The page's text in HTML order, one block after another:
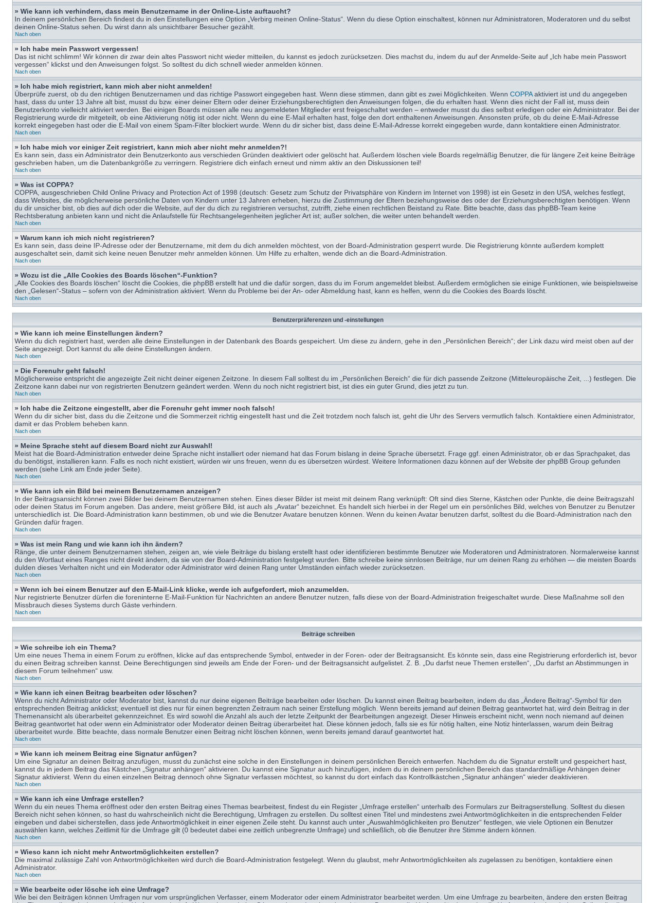
» Wie kann ich verhindern, dass mein Benutzername in der Online-Liste auftaucht?
In deinem persönlichen Bereich findest du in den Einstellungen eine Option „Verbirg meinen Online-Status“. Wenn du diese Option einschaltest, können nur Administratoren, Moderatoren und du selbst
deinen Online-Status sehen. Du wirst dann als unsichtbarer Besucher gezählt.
Nach oben
» Ich habe mein Passwort vergessen!
Das ist nicht schlimm! Wir können dir zwar dein altes Passwort nicht wieder mitteilen, du kannst es jedoch zurücksetzen. Dies machst du, indem du auf der Anmelde-Seite auf „Ich habe mein Passwort
vergessen“ klickst und den Anweisungen folgst. So solltest du dich schnell wieder anmelden können.
Nach oben
» Ich habe mich registriert, kann mich aber nicht anmelden!
Überprüfe zuerst, ob du den richtigen Benutzernamen und das richtige Passwort eingegeben hast. Wenn diese stimmen, dann gibt es zwei Möglichkeiten. Wenn COPPAaktiviert ist und du angegeben
hast, dass du unter 13 Jahre alt bist, musst du bzw. einer deiner Eltern oder deiner Erziehungsberechtigten den Anweisungen folgen, die du erhalten hast. Wenn dies nicht der Fall ist, muss dein
Benutzerkonto vielleicht aktiviert werden. Bei einigen Boards müssen alle neu angemeldeten Mitglieder erst freigeschaltet werden – entweder musst du dies selbst erledigen oder ein Administrator. Bei der
Registrierung wurde dir mitgeteilt, ob eine Aktivierung nötig ist oder nicht. Wenn du eine E-Mail erhalten hast, folge den dort enthaltenen Anweisungen. Ansonsten prüfe, ob du deine E-Mail-Adresse
korrekt eingegeben hast oder die E-Mail von einem Spam-Filter blockiert wurde. Wenn du dir sicher bist, dass deine E-Mail-Adresse korrekt eingegeben wurde, dann kontaktiere einen Administrator.
Nach oben
» Ich habe mich vor einiger Zeit registriert, kann mich aber nicht mehr anmelden?!
Es kann sein, dass ein Administrator dein Benutzerkonto aus verschieden Gründen deaktiviert oder gelöscht hat. Außerdem löschen viele Boards regelmäßig Benutzer, die für längere Zeit keine Beiträge
geschrieben haben, um die Datenbankgröße zu verringern. Registriere dich einfach erneut und nimm aktiv an den Diskussionen teil!
Nach oben
» Was ist COPPA?
COPPA, ausgeschrieben Child Online Privacy and Protection Act of 1998 (deutsch: Gesetz zum Schutz der Privatsphäre von Kindern im Internet von 1998) ist ein Gesetz in den USA, welches festlegt,
dass Websites, die möglicherweise persönliche Daten von Kindern unter 13 Jahren erheben, hierzu die Zustimmung der Eltern beziehungsweise des oder der Erziehungsberechtigten benötigen. Wenn
du dir unsicher bist, ob dies auf dich oder die Website, auf der du dich zu registrieren versuchst, zutrifft, ziehe einen rechtlichen Beistand zu Rate. Bitte beachte, dass das phpBB-Team keine
Rechtsberatung anbieten kann und nicht die Anlaufstelle für Rechtsangelegenheiten jeglicher Art ist; außer solchen, die weiter unten behandelt werden.
Nach oben
» Warum kann ich mich nicht registrieren?
Es kann sein, dass deine IP-Adresse oder der Benutzername, mit dem du dich anmelden möchtest, von der Board-Administration gesperrt wurde. Die Registrierung könnte außerdem komplett
ausgeschaltet sein, damit sich keine neuen Benutzer mehr anmelden können. Um Hilfe zu erhalten, wende dich an die Board-Administration.
Nach oben
» Wozu ist die „Alle Cookies des Boards löschen“-Funktion?
„Alle Cookies des Boards löschen“ löscht die Cookies, die phpBB erstellt hat und die dafür sorgen, dass du im Forum angemeldet bleibst. Außerdem ermöglichen sie einige Funktionen, wie beispielsweise
den „Gelesen“-Status – sofern von der Administration aktiviert. Wenn du Probleme bei der An- oder Abmeldung hast, kann es helfen, wenn du die Cookies des Boards löscht.
Nach oben
Benutzerpräferenzen und -einstellungen
» Wie kann ich meine Einstellungen ändern?
Wenn du dich registriert hast, werden alle deine Einstellungen in der Datenbank des Boards gespeichert. Um diese zu ändern, gehe in den „Persönlichen Bereich“; der Link dazu wird meist oben auf der
Seite angezeigt. Dort kannst du alle deine Einstellungen ändern.
Nach oben
» Die Forenuhr geht falsch!
Möglicherweise entspricht die angezeigte Zeit nicht deiner eigenen Zeitzone. In diesem Fall solltest du im „Persönlichen Bereich“ die für dich passende Zeitzone (Mitteleuropäische Zeit, ...) festlegen. Die
Zeitzone kann dabei nur von registrierten Benutzern geändert werden. Wenn du noch nicht registriert bist, ist dies ein guter Grund, dies jetzt zu tun.
Nach oben
» Ich habe die Zeitzone eingestellt, aber die Forenuhr geht immer noch falsch!
Wenn du dir sicher bist, dass du die Zeitzone und die Sommerzeit richtig eingestellt hast und die Zeit trotzdem noch falsch ist, geht die Uhr des Servers vermutlich falsch. Kontaktiere einen Administrator,
damit er das Problem beheben kann.
Nach oben
» Meine Sprache steht auf diesem Board nicht zur Auswahl!
Meist hat die Board-Administration entweder deine Sprache nicht installiert oder niemand hat das Forum bislang in deine Sprache übersetzt. Frage ggf. einen Administrator, ob er das Sprachpaket, das
du benötigst, installieren kann. Falls es noch nicht existiert, würden wir uns freuen, wenn du es übersetzen würdest. Weitere Informationen dazu können auf der Website der phpBB Group gefunden
werden (siehe Link am Ende jeder Seite).
Nach oben
» Wie kann ich ein Bild bei meinem Benutzernamen anzeigen?
In der Beitragsansicht können zwei Bilder bei deinem Benutzernamen stehen. Eines dieser Bilder ist meist mit deinem Rang verknüpft: Oft sind dies Sterne, Kästchen oder Punkte, die deine Beitragszahl
oder deinen Status im Forum angeben. Das andere, meist größere Bild, ist auch als „Avatar“ bezeichnet. Es handelt sich hierbei in der Regel um ein persönliches Bild, welches von Benutzer zu Benutzer
unterschiedlich ist. Die Board-Administration kann bestimmen, ob und wie die Benutzer Avatare benutzen können. Wenn du keinen Avatar benutzen darfst, solltest du die Board-Administration nach den
Gründen dafür fragen.
Nach oben
» Was ist mein Rang und wie kann ich ihn ändern?
Ränge, die unter deinem Benutzernamen stehen, zeigen an, wie viele Beiträge du bislang erstellt hast oder identifizieren bestimmte Benutzer wie Moderatoren und Administratoren. Normalerweise kannst
du den Wortlaut eines Ranges nicht direkt ändern, da sie von der Board-Administration festgelegt wurden. Bitte schreibe keine sinnlosen Beiträge, nur um deinen Rang zu erhöhen — die meisten Boards
dulden dieses Verhalten nicht und ein Moderator oder Administrator wird deinen Rang unter Umständen einfach wieder zurücksetzen.
Nach oben
» Wenn ich bei einem Benutzer auf den E-Mail-Link klicke, werde ich aufgefordert, mich anzumelden.
Nur registrierte Benutzer dürfen die foreninterne E-Mail-Funktion für Nachrichten an andere Benutzer nutzen, falls diese von der Board-Administration freigeschaltet wurde. Diese Maßnahme soll den
Missbrauch dieses Systems durch Gäste verhindern.
Nach oben
Beiträge schreiben
» Wie schreibe ich ein Thema?
Um eine neues Thema in einem Forum zu eröffnen, klicke auf das entsprechende Symbol, entweder in der Foren- oder der Beitragsansicht. Es könnte sein, dass eine Registrierung erforderlich ist, bevor
du einen Beitrag schreiben kannst. Deine Berechtigungen sind jeweils am Ende der Foren- und der Beitragsansicht aufgelistet. Z. B. „Du darfst neue Themen erstellen“, „Du darfst an Abstimmungen in
diesem Forum teilnehmen“ usw.
Nach oben
» Wie kann ich einen Beitrag bearbeiten oder löschen?
Wenn du nicht Administrator oder Moderator bist, kannst du nur deine eigenen Beiträge bearbeiten oder löschen. Du kannst einen Beitrag bearbeiten, indem du das „Ändere Beitrag“-Symbol für den
entsprechenden Beitrag anklickst; eventuell ist dies nur für einen begrenzten Zeitraum nach seiner Erstellung möglich. Wenn bereits jemand auf deinen Beitrag geantwortet hat, wird dein Beitrag in der
Themenansicht als überarbeitet gekennzeichnet. Es wird sowohl die Anzahl als auch der letzte Zeitpunkt der Bearbeitungen angezeigt. Dieser Hinweis erscheint nicht, wenn noch niemand auf deinen
Beitrag geantwortet hat oder wenn ein Administrator oder Moderator deinen Beitrag überarbeitet hat. Diese können jedoch, falls sie es für nötig halten, eine Notiz hinterlassen, warum dein Beitrag
überarbeitet wurde. Bitte beachte, dass normale Benutzer einen Beitrag nicht löschen können, wenn bereits jemand darauf geantwortet hat.
Nach oben
» Wie kann ich meinem Beitrag eine Signatur anfügen?
Um eine Signatur an deinen Beitrag anzufügen, musst du zunächst eine solche in den Einstellungen in deinem persönlichen Bereich entwerfen. Nachdem du die Signatur erstellt und gespeichert hast,
kannst du in jedem Beitrag das Kästchen „Signatur anhängen“ aktivieren. Du kannst eine Signatur auch hinzufügen, indem du in deinem persönlichen Bereich das standardmäßige Anhängen deiner
Signatur aktivierst. Wenn du einen einzelnen Beitrag dennoch ohne Signatur verfassen möchtest, so kannst du dort einfach das Kontrollkästchen „Signatur anhängen“ wieder deaktivieren.
Nach oben
» Wie kann ich eine Umfrage erstellen?
Wenn du ein neues Thema eröffnest oder den ersten Beitrag eines Themas bearbeitest, findest du ein Register „Umfrage erstellen“ unterhalb des Formulars zur Beitragserstellung. Solltest du diesen
Bereich nicht sehen können, so hast du wahrscheinlich nicht die Berechtigung, Umfragen zu erstellen. Du solltest einen Titel und mindestens zwei Antwortmöglichkeiten in die entsprechenden Felder
eingeben und dabei sicherstellen, dass jede Antwortmöglichkeit in einer eigenen Zeile steht. Du kannst auch unter „Auswahlmöglichkeiten pro Benutzer“ festlegen, wie viele Optionen ein Benutzer
auswählen kann, welches Zeitlimit für die Umfrage gilt (0 bedeutet dabei eine zeitlich unbegrenzte Umfrage) und schließlich, ob die Benutzer ihre Stimme ändern können.
Nach oben
» Wieso kann ich nicht mehr Antwortmöglichkeiten erstellen?
Die maximal zulässige Zahl von Antwortmöglichkeiten wird durch die Board-Administration festgelegt. Wenn du glaubst, mehr Antwortmöglichkeiten als zugelassen zu benötigen, kontaktiere einen
Administrator.
Nach oben
» Wie bearbeite oder lösche ich eine Umfrage?
Wie bei den Beiträgen können Umfragen nur vom ursprünglichen Verfasser, einem Moderator oder einem Administrator bearbeitet werden. Um eine Umfrage zu bearbeiten, ändere den ersten Beitrag